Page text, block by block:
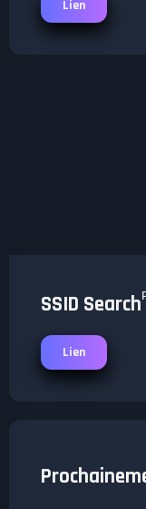
Lien
SSID Search
Lien